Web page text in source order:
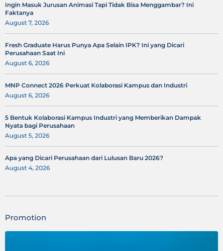
Ingin Masuk Jurusan Animasi Tapi Tidak Bisa Menggambar? Ini
Faktanya
August 7, 2026
Fresh Graduate Harus Punya Apa Selain IPK? Ini yang Dicari
Perusahaan Saat Ini
August 6, 2026
MNP Connect 2026 Perkuat Kolaborasi Kampus dan Industri
August 6, 2026
5 Bentuk Kolaborasi Kampus Industri yang Memberikan Dampak
Nyata bagi Perusahaan
August 5, 2026
Apa yang Dicari Perusahaan dari Lulusan Baru 2026?
August 4, 2026
Promotion